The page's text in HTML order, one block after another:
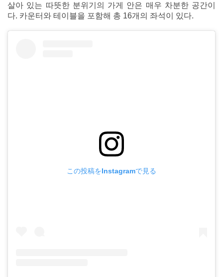
살아 있는 따뜻한 분위기의 가게 안은 매우 차분한 공간이
다. 카운터와 테이블을 포함해 총 16개의 좌석이 있다.
この投稿をInstagramで見る